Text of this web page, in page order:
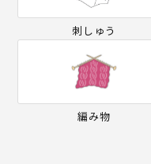
刺しゅう
編み物